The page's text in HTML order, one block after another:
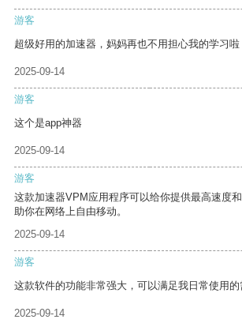
游客
超级好用的加速器，妈妈再也不用担心我的学习啦
2025-09-14
游客
这个是app神器
2025-09-14
游客
这款加速器VPM应用程序可以给你提供最高速度
助你在网络上自由移动。
2025-09-14
游客
这款软件的功能非常强大，可以满足我日常使用的
2025-09-14